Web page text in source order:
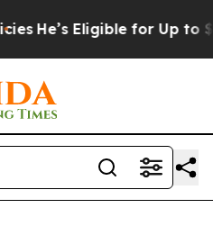
He’s Eligible for Up to